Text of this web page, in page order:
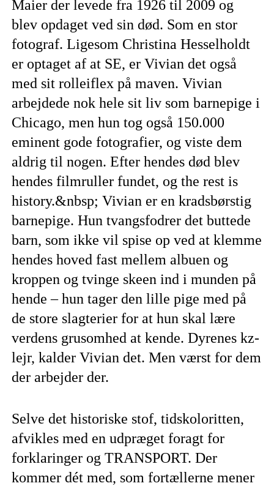
Maier der levede fra 1926 til 2009 og
blev opdaget ved sin død. Som en stor
fotograf. Ligesom Christina Hesselholdt
er optaget af at SE, er Vivian det også
med sit rolleiflex på maven. Vivian
arbejdede nok hele sit liv som barnepige i
Chicago, men hun tog også 150.000
eminent gode fotografier, og viste dem
aldrig til nogen. Efter hendes død blev
hendes filmruller fundet, og the rest is
history.&nbsp; Vivian er en kradsbørstig
barnepige. Hun tvangsfodrer det buttede
barn, som ikke vil spise op ved at klemme
hendes hoved fast mellem albuen og
kroppen og tvinge skeen ind i munden på
hende – hun tager den lille pige med på
de store slagterier for at hun skal lære
verdens grusomhed at kende. Dyrenes kz-
lejr, kalder Vivian det. Men værst for dem
der arbejder der.
Selve det historiske stof, tidskoloritten,
afvikles med en udpræget foragt for
forklaringer og TRANSPORT. Der
kommer dét med, som fortællerne mener